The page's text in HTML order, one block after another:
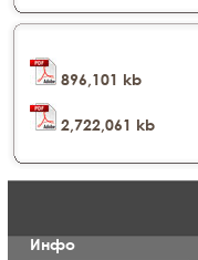
896,101 kb
2,722,061 kb
Инфо